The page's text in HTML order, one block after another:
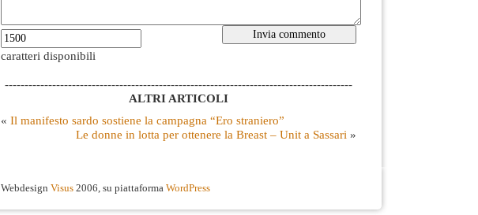
caratteri disponibili
----------------------------------------------------------------------------------------
ALTRI ARTICOLI
« Il manifesto sardo sostiene la campagna “Ero straniero”
Le donne in lotta per ottenere la Breast – Unit a Sassari »
Webdesign Visus 2006, su piattaforma WordPress